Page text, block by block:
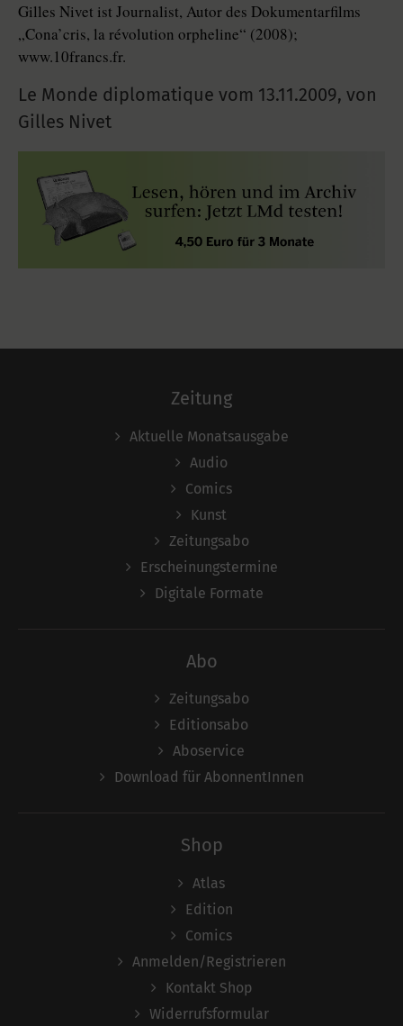
Gilles Nivet ist Journalist, Autor des Dokumentarfilms
„Cona’cris, la révolution orpheline“ (2008);
www.10francs.fr.
Le Monde diplomatique vom 13.11.2009, von
Gilles Nivet
Zeitung
Aktuelle Monatsausgabe
Audio
Comics
Kunst
Zeitungsabo
Erscheinungstermine
Digitale Formate
Abo
Zeitungsabo
Editionsabo
Aboservice
Download für AbonnentInnen
Shop
Atlas
Edition
Comics
Anmelden/Registrieren
Kontakt Shop
Widerrufsformular